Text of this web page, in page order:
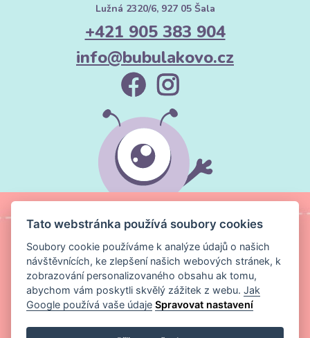
Lužná 2320/6, 927 05 Šala
+421 905 383 904
info@bubulakovo.cz
2026 Všechna práva vyhrazena
Tato webstránka používá soubory cookies
Soubory cookie používáme k analýze údajů o našich
návštěvnících, ke zlepšení našich webových stránek, k
zobrazování personalizovaného obsahu ak tomu,
abychom vám poskytli skvělý zážitek z webu.Jak
Google používá vaše údaje Spravovat nastavení